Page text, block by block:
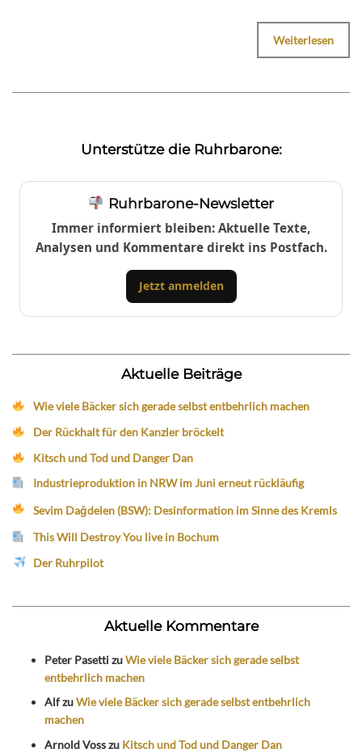
Weiterlesen
Unterstütze die Ruhrbarone:
Ruhrbarone-Newsletter
Immer informiert bleiben: Aktuelle Texte,
Analysen und Kommentare direkt ins Postfach.
Jetzt anmelden
Aktuelle Beiträge
Wie viele Bäcker sich gerade selbst entbehrlich machen
Der Rückhalt für den Kanzler bröckelt
Kitsch und Tod und Danger Dan
Industrieproduktion in NRW im Juni erneut rückläufig
Sevim Dağdelen (BSW): Desinformation im Sinne des Kremls
This Will Destroy You live in Bochum
Der Ruhrpilot
Aktuelle Kommentare
Peter PasettizuWie viele Bäcker sich gerade selbst
entbehrlich machen
AlfzuWie viele Bäcker sich gerade selbst entbehrlich
machen
Arnold Vosszu Kitsch und Tod und Danger Dan